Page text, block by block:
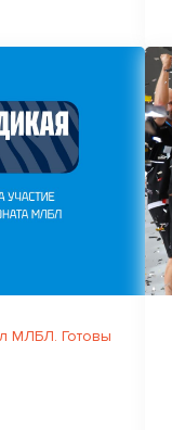
МЛБЛ. Готовы